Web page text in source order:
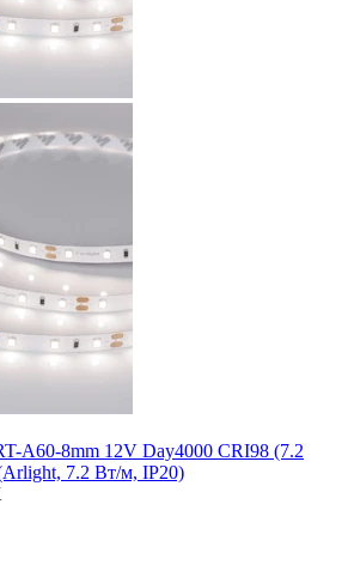
A60-8mm 12V Day4000 CRI98 (7.2
7.2 Вт/м, IP20)